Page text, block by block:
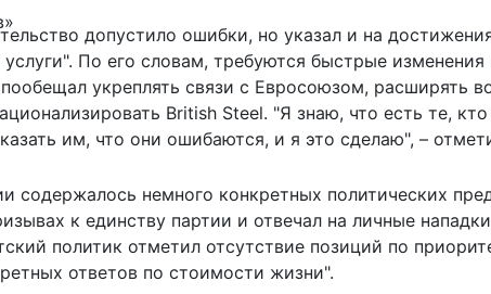
допустило ошибки, но указал и на
По его словам, требуются быстрые изменения
укреплять связи с Евросоюзом, расширять
British Steel. "Я знаю, что есть те,
им, что они ошибаются, и я это сделаю", –
содержалось немного конкретных политических
к единству партии и отвечал на личные
политик отметил отсутствие позиций по
ответов по стоимости жизни".